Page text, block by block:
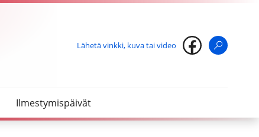
Lähetä vinkki, kuva tai video
Ilmestymispäivät